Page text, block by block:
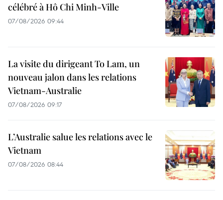
célébré à Hô Chi Minh-Ville
07/08/2026 09:44
La visite du dirigeant To Lam, un
nouveau jalon dans les relations
Vietnam-Australie
07/08/2026 09:17
L’Australie salue les relations avec le
Vietnam
07/08/2026 08:44